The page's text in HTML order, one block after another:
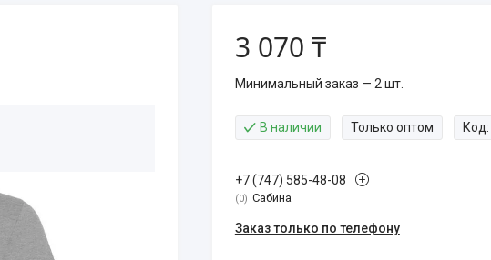
3 070 ₸
Минимальный заказ — 2 шт.
В наличии Только оптом Код:
+7 (747) 585-48-08
0 Сабина
Заказ только по телефону